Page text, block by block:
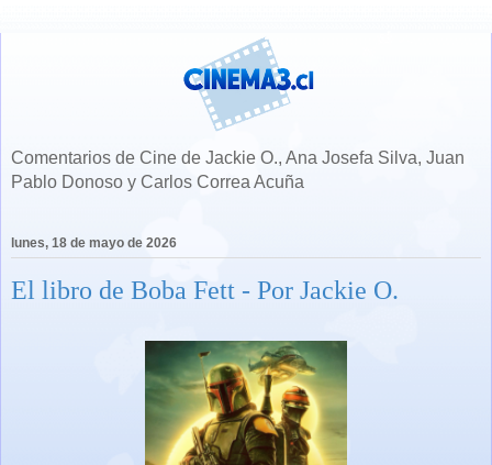
Comentarios de Cine de Jackie O., Ana Josefa Silva, Juan
Pablo Donoso y Carlos Correa Acuña
lunes, 18 de mayo de 2026
El libro de Boba Fett - Por Jackie O.